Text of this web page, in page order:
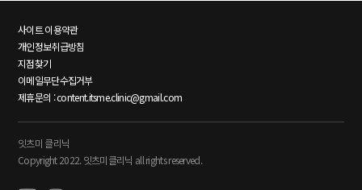
사이트 이용약관
개인정보취급방침
지점찾기
이메일무단수집거부
제휴문의 : content.itsme.clinic@gmail.com
잇츠미 클리닉
Copyright 2022. 잇츠미클리닉 all rights reserved.